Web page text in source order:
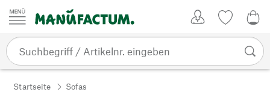
Zum Inhalt springen
Startseite Sofas